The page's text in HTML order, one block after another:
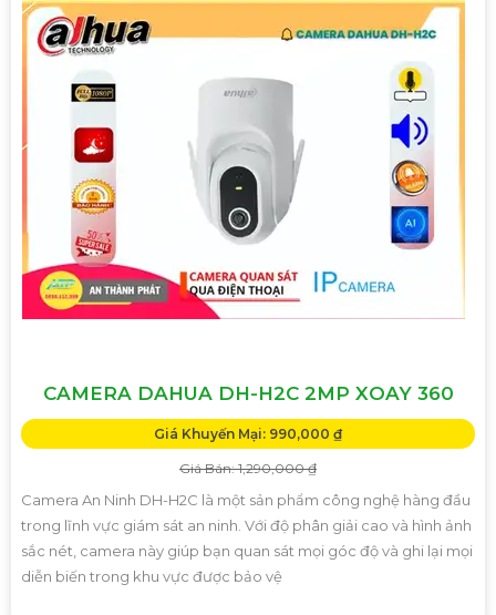
CAMERA DAHUA DH-H2C 2MP XOAY 360
Giá Khuyến Mại: 990,000 ₫
Giá Bán: 1,290,000 ₫
Camera An Ninh DH-H2C là một sản phẩm công nghệ hàng đầu
trong lĩnh vực giám sát an ninh. Với độ phân giải cao và hình ảnh
sắc nét, camera này giúp bạn quan sát mọi góc độ và ghi lại mọi
diễn biến trong khu vực được bảo vệ